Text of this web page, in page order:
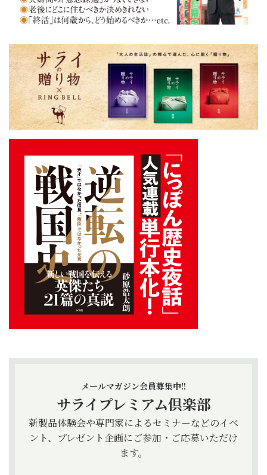
メールマガジン会員募集中!!
サライプレミアム倶楽部
新製品体験会や専門家によるセミナーなどのイベ
ント、プレゼント企画にご参加・ご応募いただけ
ます。